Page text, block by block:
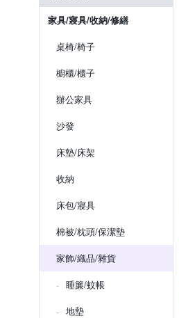
家具/寢具/收納/修繕
桌椅/椅子
櫥櫃/櫃子
辦公家具
沙發
床墊/床架
收納
床包/寢具
棉被/枕頭/保潔墊
家飾/織品/雜貨
睡簾/蚊帳
地墊